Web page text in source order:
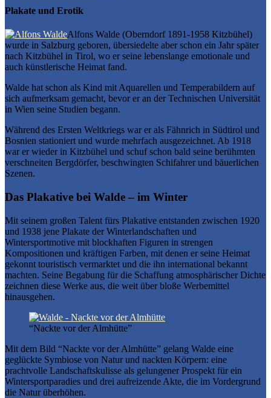
Plakate und Erotik
Alfons Walde (Oberndorf 1891-1958 Kitzbühel)
wurde in Salzburg geboren, übersiedelte aber schon ein Jahr später
nach Kitzbühel in Tirol, wo er seine lebenslange emotionale und
auch künstlerische Heimat fand.
Walde hat schon als Kind mit Aquarellen und Temperabildern auf
sich aufmerksam gemacht, bevor er an der Technischen Universität
in Wien seine Studien begann.
Während des Ersten Weltkriegs war er als Fähnrich in Südtirol und
Bosnien stationiert und wurde mehrfach ausgezeichnet. Ab 1918
war er wieder in Kitzbühel und schuf schon bald seine berühmten
verschneiten Bergdörfer, beschwingten Schifahrer und bäuerlichen
Szenen.
Das Plakative bei Walde – im Winter
Mit seinem großen Talent fürs Plakative entstanden zwischen 1920
und 1938 jene Plakate der Winterlandschaften und
Wintersportmotive mit blockhaften Figuren in strengen
Kompositionen und kräftigen Farben, mit denen er seine Heimat
gekonnt touristisch vermarktet und die ihn international bekannt
machten. Seine Begabung für die Schaffung atmosphärischer Dichte
zeichnen diese Werke aus, die weit über bloße Werbemittel
hinausgehen.
“Nackte vor der Almhütte”
Mit dem Bild “Nackte vor der Almhütte” gelang Walde eine
geglückte Symbiose von Natur und nackten Körpern: eine
prachtvolle Landschaftskulisse als gelungener Prospekt für ein
Wintersportparadies und drei aufreizende Akte, die im Vordergrund
die Natur überhöhen.